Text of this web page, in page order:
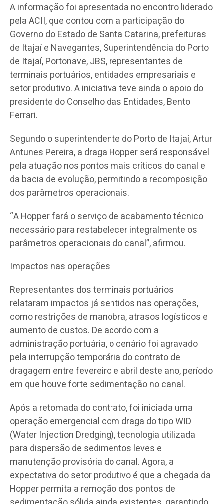
A informação foi apresentada no encontro liderado
pela ACII, que contou com a participação do
Governo do Estado de Santa Catarina, prefeituras
de Itajaí e Navegantes, Superintendência do Porto
de Itajaí, Portonave, JBS, representantes de
terminais portuários, entidades empresariais e
setor produtivo. A iniciativa teve ainda o apoio do
presidente do Conselho das Entidades, Bento
Ferrari.
Segundo o superintendente do Porto de Itajaí, Artur
Antunes Pereira, a draga Hopper será responsável
pela atuação nos pontos mais críticos do canal e
da bacia de evolução, permitindo a recomposição
dos parâmetros operacionais.
“A Hopper fará o serviço de acabamento técnico
necessário para restabelecer integralmente os
parâmetros operacionais do canal”, afirmou.
Impactos nas operações
Representantes dos terminais portuários
relataram impactos já sentidos nas operações,
como restrições de manobra, atrasos logísticos e
aumento de custos. De acordo com a
administração portuária, o cenário foi agravado
pela interrupção temporária do contrato de
dragagem entre fevereiro e abril deste ano, período
em que houve forte sedimentação no canal.
Após a retomada do contrato, foi iniciada uma
operação emergencial com draga do tipo WID
(Water Injection Dredging), tecnologia utilizada
para dispersão de sedimentos leves e
manutenção provisória do canal. Agora, a
expectativa do setor produtivo é que a chegada da
Hopper permita a remoção dos pontos de